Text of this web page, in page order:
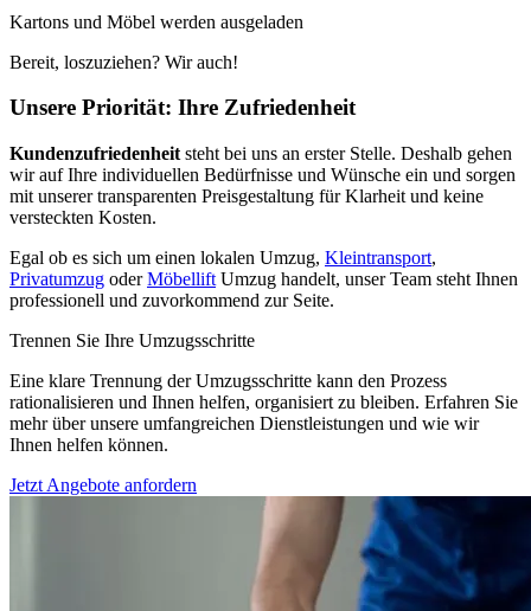
Kartons und Möbel werden ausgeladen
Bereit, loszuziehen? Wir auch!
Unsere Priorität: Ihre Zufriedenheit
Kundenzufriedenheit steht bei uns an erster Stelle. Deshalb gehen
wir auf Ihre individuellen Bedürfnisse und Wünsche ein und sorgen
mit unserer transparenten Preisgestaltung für Klarheit und keine
versteckten Kosten.
Egal ob es sich um einen lokalen Umzug, Kleintransport,
Privatumzug oderMöbellift Umzug handelt, unser Team steht Ihnen
professionell und zuvorkommend zur Seite.
Trennen Sie Ihre Umzugsschritte
Eine klare Trennung der Umzugsschritte kann den Prozess
rationalisieren und Ihnen helfen, organisiert zu bleiben. Erfahren Sie
mehr über unsere umfangreichen Dienstleistungen und wie wir
Ihnen helfen können.
Jetzt Angebote anfordern